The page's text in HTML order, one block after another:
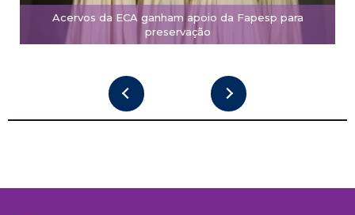
Acervos da ECA ganham apoio da Fapesp para
preservação